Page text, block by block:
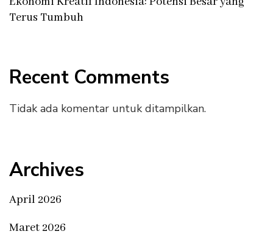
Terus Tumbuh
Recent Comments
Tidak ada komentar untuk ditampilkan.
Archives
April 2026
Maret 2026